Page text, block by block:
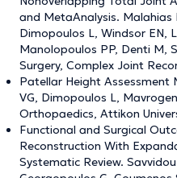
and MetaAnalysis. Malahias
Dimopoulos L, Windsor EN,
Manolopoulos PP, Denti M,
Surgery, Complex Joint
Patellar Height Assessment
VG, Dimopoulos L,
Orthopaedics, Attikon
Functional and Surgical
Reconstruction With
Systematic Review.